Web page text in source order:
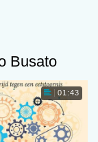
Busato
01:43